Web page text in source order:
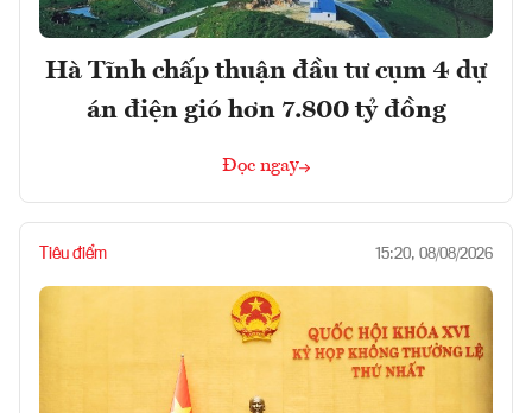
Hà Tĩnh chấp thuận đầu tư cụm 4 dự
án điện gió hơn 7.800 tỷ đồng
Đọc ngay
Tiêu điểm 15:20, 08/08/2026